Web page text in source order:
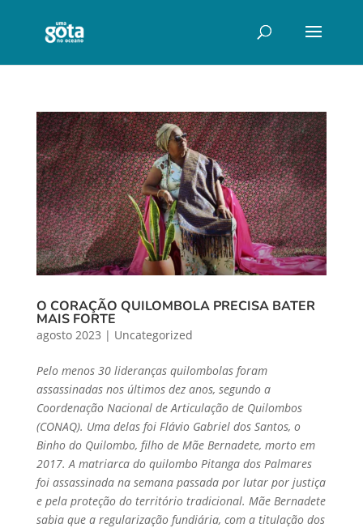
O CORAÇÃO QUILOMBOLA PRECISA BATER
MAIS FORTE
agosto 2023 | Uncategorized
Pelo menos 30 lideranças quilombolas foram
assassinadas nos últimos dez anos, segundo a
Coordenação Nacional de Articulação de Quilombos
(CONAQ). Uma delas foi Flávio Gabriel dos Santos, o
Binho do Quilombo, filho de Mãe Bernadete, morto em
2017. A matriarca do quilombo Pitanga dos Palmares
foi assassinada na semana passada por lutar por justiça
e pela proteção do território tradicional. Mãe Bernadete
sabia que a regularização fundiária, com a titulação dos